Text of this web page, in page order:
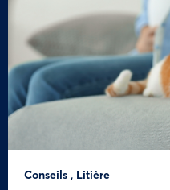
Conseils , Litière